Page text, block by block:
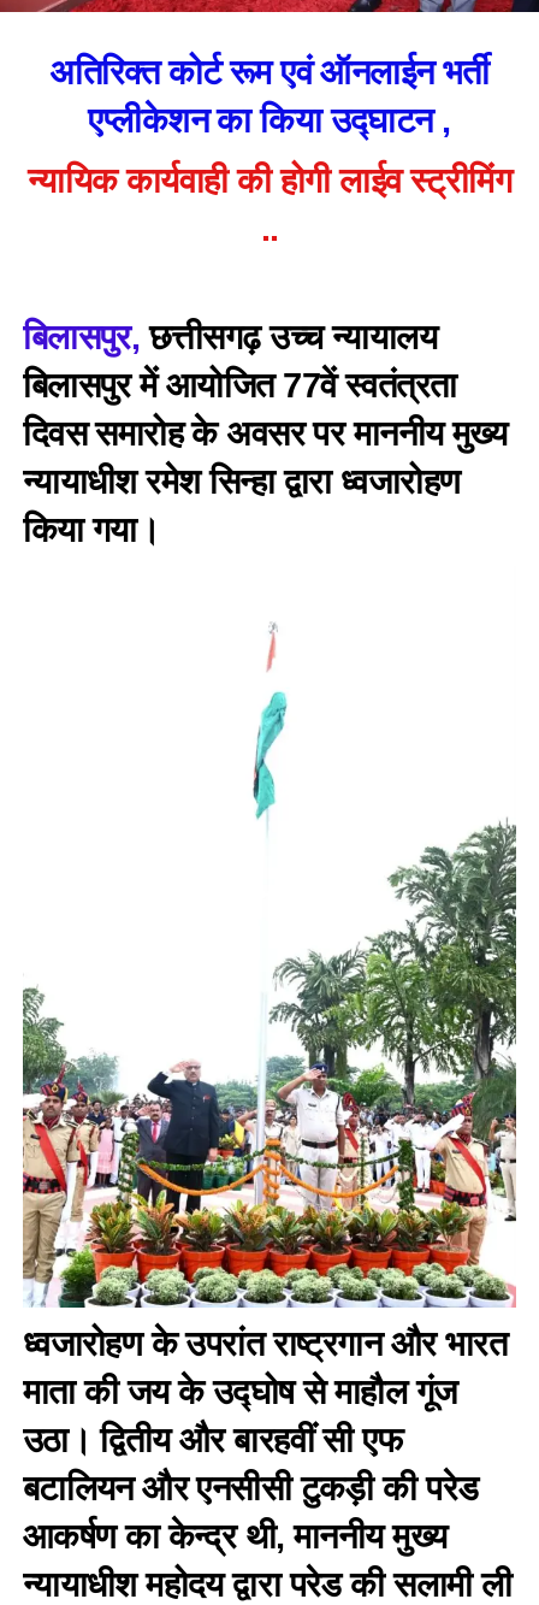
अतिरिक्त कोर्ट रूम एवं ऑनलाईन भर्ती
एप्लीकेशन का किया उद्घाटन ,
न्यायिक कार्यवाही की होगी लाईव स्ट्रीमिंग
..
बिलासपुर, छत्तीसगढ़ उच्च न्यायालय
बिलासपुर में आयोजित 77वें स्वतंत्रता
दिवस समारोह के अवसर पर माननीय मुख्य
न्यायाधीश रमेश सिन्हा द्वारा ध्वजारोहण
किया गया।
ध्वजारोहण के उपरांत राष्ट्रगान और भारत
माता की जय के उद्घोष से माहौल गूंज
उठा। द्वितीय और बारहवीं सी एफ
बटालियन और एनसीसी टुकड़ी की परेड
आकर्षण का केन्द्र थी, माननीय मुख्य
न्यायाधीश महोदय द्वारा परेड की सलामी ली